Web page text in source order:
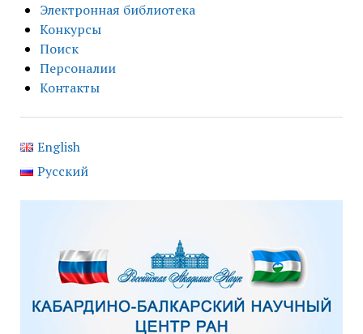
Электронная библиотека
Конкурсы
Поиск
Персоналии
Контакты
English
Русский